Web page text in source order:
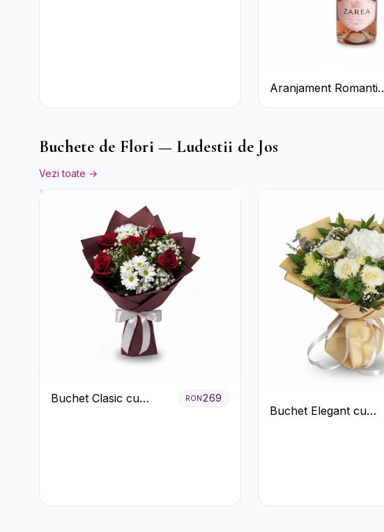
Aranjament Romantic
cu Trandafiri Roșii și
Buchete de Flori — Ludestii de Jos
Vezi toate →
Buchet Clasic cu
RON269
Buchet Elegant cu